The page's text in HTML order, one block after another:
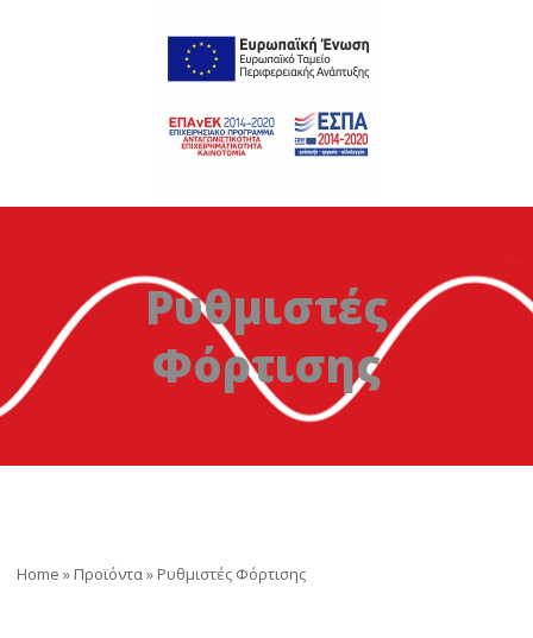
Ρυθμιστές
Φόρτισης
Home » Προϊόντα» Ρυθμιστές Φόρτισης